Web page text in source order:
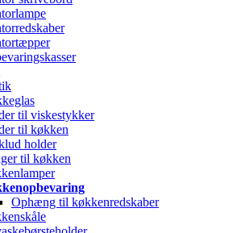
til viskestykker
til køkken
holder
til køkken
Ophæng til køkkenredskaber